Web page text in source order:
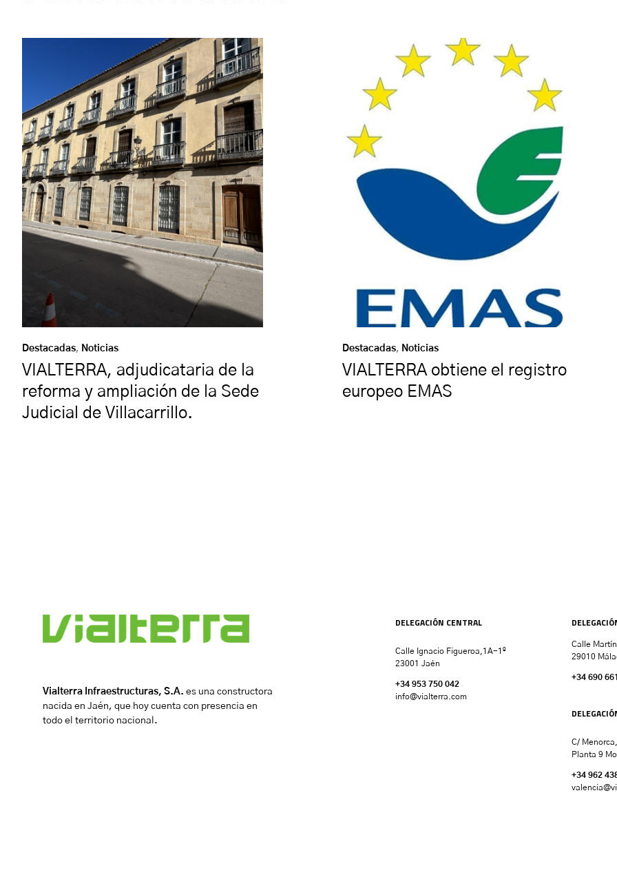
Destacadas, Noticias
VIALTERRA, adjudicataria de la
reforma y ampliación de la Sede
Judicial de Villacarrillo.
Destacadas, Noticias
VIALTERRA obtiene el registro
europeo EMAS
Vialterra Infraestructuras, S.A. es una constructora
nacida en Jaén, que hoy cuenta con presencia en
todo el territorio nacional.
DELEGACIÓN CENTRAL
Calle Ignacio Figueroa,1A-1º
23001 Jaén
+34 953 750 042
info@vialterra.com
Calle
29010
+34 690
C/
Planta 9
+34 962
valencia